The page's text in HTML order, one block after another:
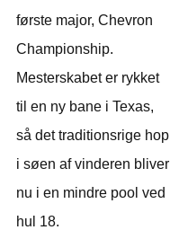
første major, Chevron
Championship.
Mesterskabet er rykket
til en ny bane i Texas,
så det traditionsrige hop
i søen af vinderen bliver
nu i en mindre pool ved
hul 18.